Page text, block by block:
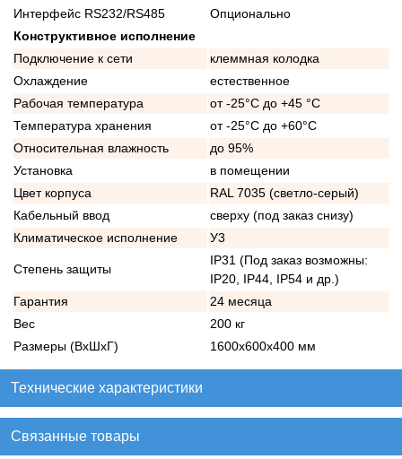
Интерфейс RS232/RS485
Опционально
Конструктивное исполнение
Подключение к сети
клеммная колодка
Охлаждение
естественное
Рабочая температура
от -25°C до +45 °C
Температура хранения
от -25°C до +60°C
Относительная влажность
до 95%
Установка
в помещении
Цвет корпуса
RAL 7035 (светло-серый)
Кабельный ввод
сверху (под заказ снизу)
Климатическое исполнение
У3
Степень защиты
IP31 (Под заказ возможны:
IP20, IP44, IP54 и др.)
Гарантия
24 месяца
Вес
200 кг
Размеры (ВхШхГ)
1600х600х400 мм
Технические характеристики
Связанные товары